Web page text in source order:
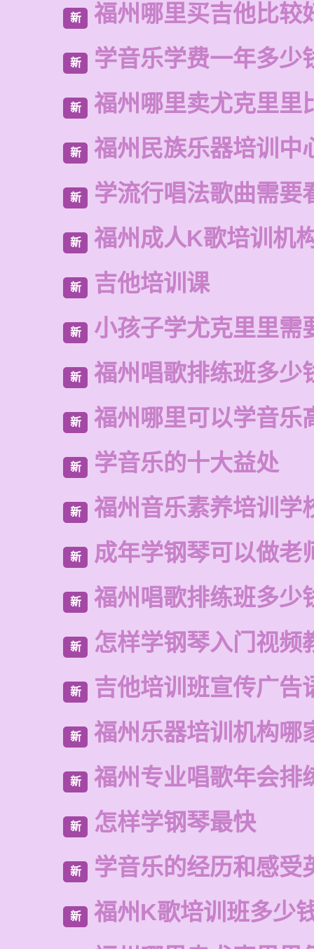
新 福州哪里买吉他比较
新 学音乐学费一年多少
新 福州哪里卖尤克里里
新 福州民族乐器培训中
新 学流行唱法歌曲需要
新 福州成人K歌培训机
新 吉他培训课
新 小孩子学尤克里里需
新 福州唱歌排练班多少
新 福州哪里可以学音乐
新 学音乐的十大益处
新 福州音乐素养培训学
新 成年学钢琴可以做老
新 福州唱歌排练班多少
新 怎样学钢琴入门视频
新 吉他培训班宣传广告
新 福州乐器培训机构哪
新 福州专业唱歌年会排
新 怎样学钢琴最快
新 学音乐的经历和感受
新
福州K歌培训班多少